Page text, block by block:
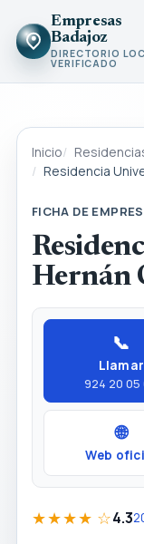
Empresas
Badajoz
DIRECTORIO
VERIFICADO
Inicio
Residencia
FICHA DE
Hernán
📞
Llamar
924 20 05
🌐
Web
★★★★ ☆4.3